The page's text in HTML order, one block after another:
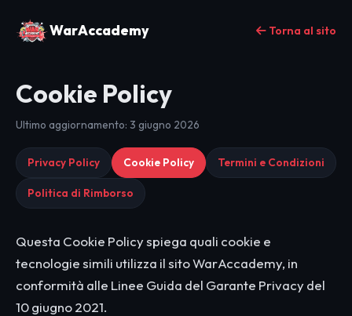
WarAccademy Torna al sito
Cookie Policy
Ultimo aggiornamento: 3 giugno 2026
Privacy Policy Cookie Policy Termini e Condizioni
Politica di Rimborso
Questa Cookie Policy spiega quali cookie e
tecnologie simili utilizza il sito WarAccademy, in
conformità alle Linee Guida del Garante Privacy del
10 giugno 2021.